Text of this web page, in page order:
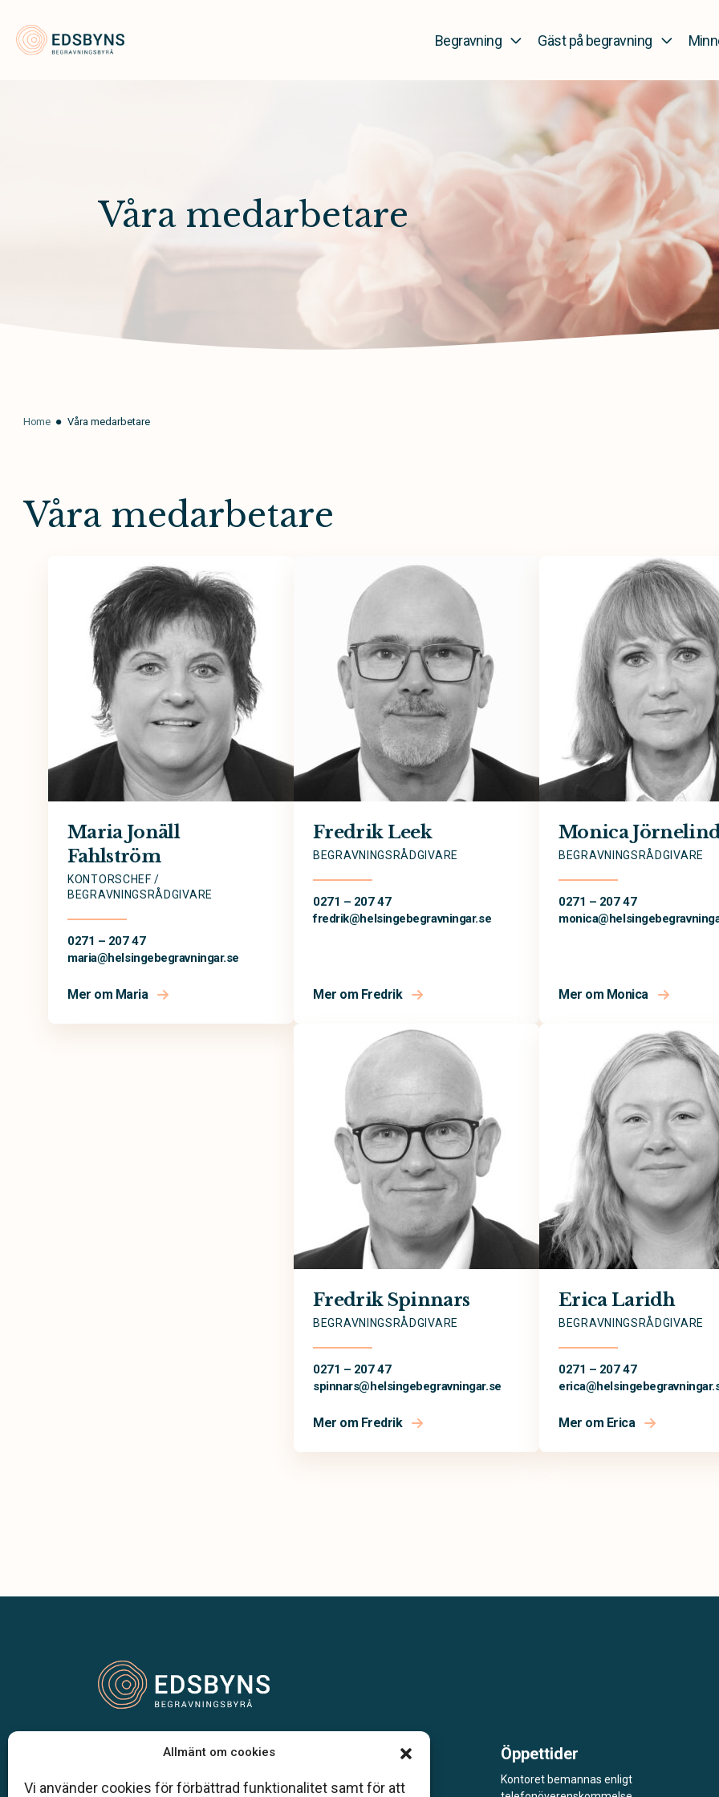
Allmänt om cookies
Vi använder cookies för förbättrad funktionalitet samt för att
Edsbyns Begravningsbyrå Begravning Gäst på begravning
Våra medarbetare
Home Våra medarbetare
Våra medarbetare
Maria Jonäll
Fahlström
KONTORSCHEF /
BEGRAVNINGSRÅDGIVARE
0271 – 207 47
maria@helsingebegravningar.se
Mer om Maria
Fredrik Leek
BEGRAVNINGSRÅDGIVARE
0271 – 207 47
fredrik@helsingebegravningar.se
Mer om Fredrik
Monica
BEGRAVNINGSRÅDGIVARE
0271 – 207 47
monica@
Mer om Monica
Fredrik Spinnars
BEGRAVNINGSRÅDGIVARE
0271 – 207 47
spinnars@helsingebegravningar.se
Mer om Fredrik
Erica Laridh
BEGRAVNINGSRÅDGIVARE
0271 – 207 47
erica@
Mer om Erica
Vår begravningsbyrå är en del av Klarahill.
auktoriserade inom Sveriges begravningsbyråers
Öppettider
Kontoret bemannas enligt